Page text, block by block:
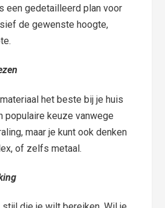
een gedetailleerd plan voor
de gewenste hoogte,
het beste bij je huis
populaire keuze vanwege
maar je kunt ook denken
of zelfs metaal.